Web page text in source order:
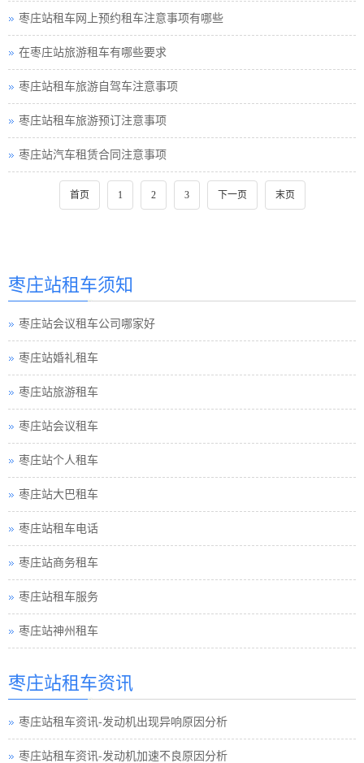
枣庄站租车网上预约租车注意事项有哪些
在枣庄站旅游租车有哪些要求
枣庄站租车旅游自驾车注意事项
枣庄站租车旅游预订注意事项
枣庄站汽车租赁合同注意事项
首页 1 2 3 下一页 末页
枣庄站租车须知
枣庄站会议租车公司哪家好
枣庄站婚礼租车
枣庄站旅游租车
枣庄站会议租车
枣庄站个人租车
枣庄站大巴租车
枣庄站租车电话
枣庄站商务租车
枣庄站租车服务
枣庄站神州租车
枣庄站租车资讯
枣庄站租车资讯-发动机出现异响原因分析
枣庄站租车资讯-发动机加速不良原因分析